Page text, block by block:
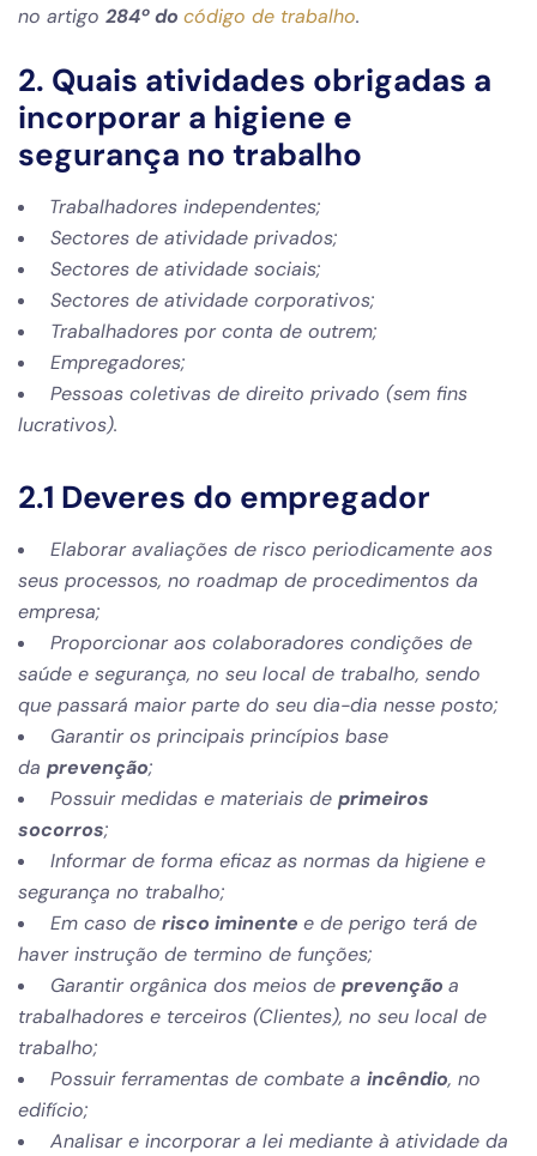
no artigo 284º do código de trabalho.
2. Quais atividades obrigadas a
incorporar a higiene e
segurança no trabalho
Trabalhadores independentes;
Sectores de atividade privados;
Sectores de atividade sociais;
Sectores de atividade corporativos;
Trabalhadores por conta de outrem;
Empregadores;
Pessoas coletivas de direito privado (sem fins
lucrativos).
2.1 Deveres do empregador
Elaborar avaliações de risco periodicamente aos
seus processos, no roadmap de procedimentos da
empresa;
Proporcionar aos colaboradores condições de
saúde e segurança, no seu local de trabalho, sendo
que passará maior parte do seu dia-dia nesse posto;
Garantir os principais princípios base
da prevenção;
Possuir medidas e materiais de primeiros
socorros;
Informar de forma eficaz as normas da higiene e
segurança no trabalho;
Em caso de risco iminente e de perigo terá de
haver instrução de termino de funções;
Garantir orgânica dos meios de prevenção a
trabalhadores e terceiros (Clientes), no seu local de
trabalho;
Possuir ferramentas de combate a incêndio, no
edifício;
Analisar e incorporar a lei mediante à atividade da